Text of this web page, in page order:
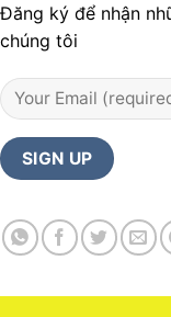
Đăng ký để nhận
chúng tôi